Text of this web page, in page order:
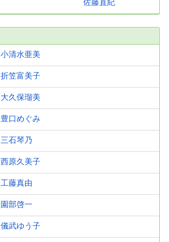
佐藤直紀
小清水亜美
折笠富美子
大久保瑠美
豊口めぐみ
三石琴乃
西原久美子
工藤真由
園部啓一
儀武ゆう子